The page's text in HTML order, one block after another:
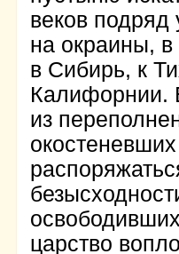
веков подряд
на окраины,
в Сибирь, к
Калифорнии.
из
царство